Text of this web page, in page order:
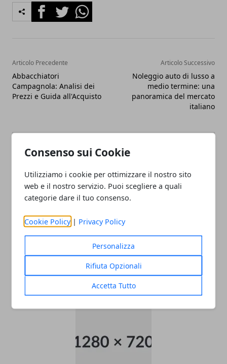
Consenso sui Cookie
Utilizziamo i cookie per ottimizzare il nostro sito
web e il nostro servizio. Puoi scegliere a quali
categorie dare il tuo consenso.
Cookie Policy | Privacy Policy
Personalizza
Rifiuta Opzionali
Accetta Tutto
FacebookTwitterWhatsapp
Articolo Precedente
Abbacchiatori
Campagnola: Analisi dei
Prezzi e Guida all'Acquisto
Articolo Successivo
Noleggio auto di lusso a
medio termine: una
panoramica del mercato
italiano
Redazione